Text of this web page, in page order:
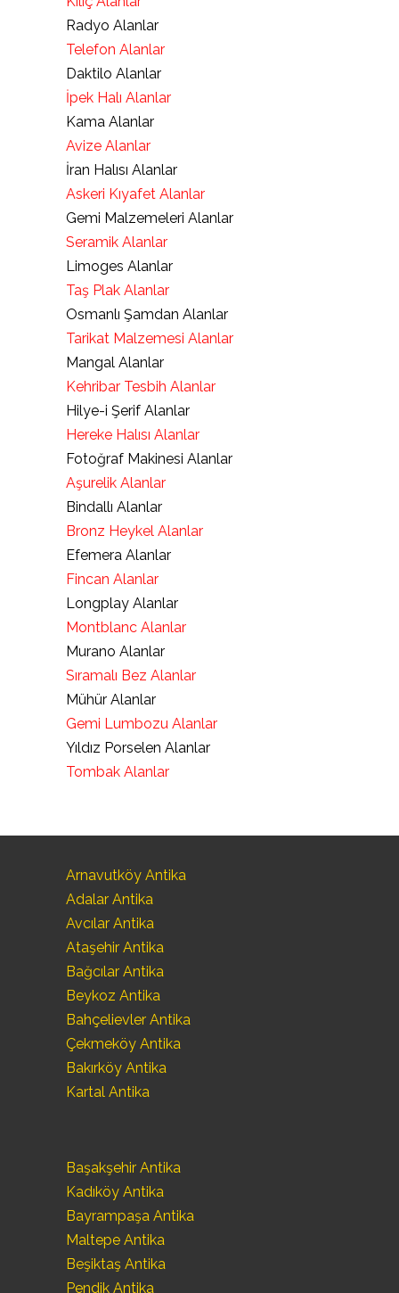
Radyo Alanlar
Telefon Alanlar
Daktilo Alanlar
İpek Halı Alanlar
Kama Alanlar
Avize Alanlar
İran Halısı Alanlar
Askeri Kıyafet Alanlar
Gemi Malzemeleri Alanlar
Seramik Alanlar
Limoges Alanlar
Taş Plak Alanlar
Osmanlı Şamdan Alanlar
Tarikat Malzemesi Alanlar
Mangal Alanlar
Kehribar Tesbih Alanlar
Hilye-i Şerif Alanlar
Hereke Halısı Alanlar
Fotoğraf Makinesi Alanlar
Aşurelik Alanlar
Bindallı Alanlar
Bronz Heykel Alanlar
Efemera Alanlar
Fincan Alanlar
Longplay Alanlar
Montblanc Alanlar
Murano Alanlar
Sıramalı Bez Alanlar
Mühür Alanlar
Gemi Lumbozu Alanlar
Yıldız Porselen Alanlar
Tombak Alanlar
Arnavutköy Antika
Adalar Antika
Avcılar Antika
Ataşehir Antika
Bağcılar Antika
Beykoz Antika
Bahçelievler Antika
Çekmeköy Antika
Bakırköy Antika
Kartal Antika
Başakşehir Antika
Kadıköy Antika
Bayrampaşa Antika
Maltepe Antika
Beşiktaş Antika
Pendik Antika